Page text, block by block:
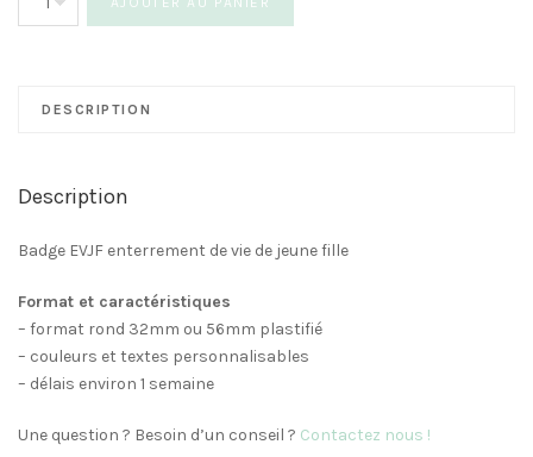
Guinguette
DESCRIPTION
Description
Badge EVJF enterrement de vie de jeune fille
Format et caractéristiques
– format rond 32mm ou 56mm plastifié
– couleurs et textes personnalisables
– délais environ 1 semaine
Une question ? Besoin d’un conseil ? Contactez nous !